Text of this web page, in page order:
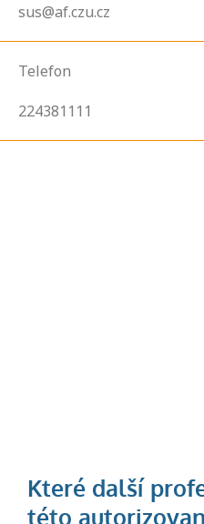
sus@af.czu.cz
Telefon
224381111